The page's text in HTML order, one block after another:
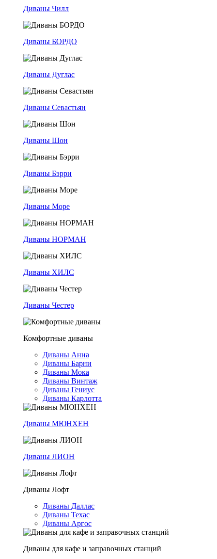
Диваны Чилл
Диваны БОРДО
Диваны Дуглас
Диваны Севастьян
Диваны Шон
Диваны Бэрри
Диваны Море
Диваны НОРМАН
Диваны ХИЛС
Диваны Честер
Комфортные диваны
Диваны Анна
Диваны Барни
Диваны Мока
Диваны Винтаж
Диваны Гениус
Диваны Карлотта
Диваны МЮНХЕН
Диваны ЛИОН
Диваны Лофт
Диваны Даллас
Диваны Техас
Диваны Аргос
Диваны для кафе и заправочных станций